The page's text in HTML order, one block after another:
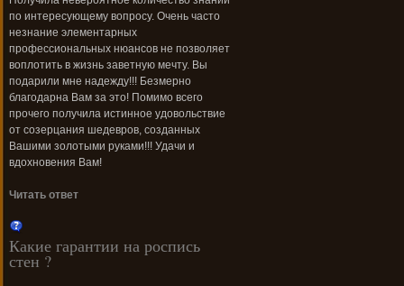
по интересующему вопросу. Очень часто
незнание элементарных
профессиональных нюансов не позволяет
воплотить в жизнь заветную мечту. Вы
подарили мне надежду!!! Безмерно
благодарна Вам за это! Помимо всего
прочего получила истинное удовольствие
от созерцания шедевров, созданных
Вашими золотыми руками!!! Удачи и
вдохновения Вам!
Читать ответ
Какие гарантии на роспись
стен ?